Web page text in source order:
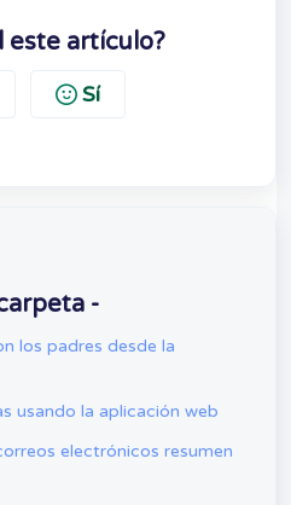
este artículo?
Sí
-
los padres desde la
usando la aplicación web
electrónicos resumen